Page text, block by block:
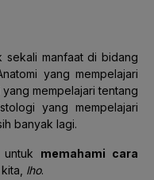
sekali manfaat di bidang
yang mempelajari
mempelajari tentang
yang mempelajari
banyak lagi.
memahami cara
kita, lho.